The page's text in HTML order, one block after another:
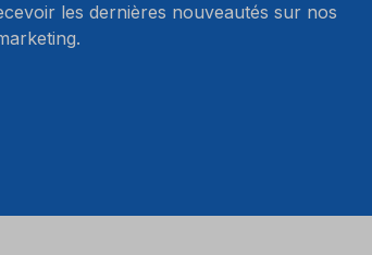
les dernières nouveautés sur nos